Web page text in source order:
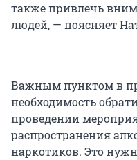
также привлечь
людей, — поясняет
Важным пунктом в
необходимость
проведении
распространения
наркотиков. Это